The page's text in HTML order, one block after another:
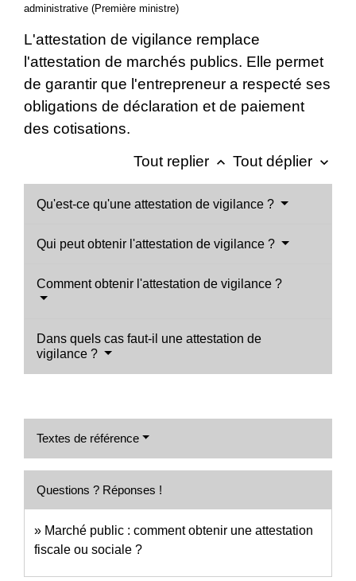
administrative (Première ministre)
L'attestation de vigilance remplace
l'attestation de marchés publics. Elle permet
de garantir que l'entrepreneur a respecté ses
obligations de déclaration et de paiement
des cotisations.
Tout replier keyboard_arrow_up Tout déplier keyboard_arrow_down
Qu'est-ce qu'une attestation de vigilance ?
Qui peut obtenir l'attestation de vigilance ?
Comment obtenir l'attestation de vigilance ?
Dans quels cas faut-il une attestation de
vigilance ?
Textes de référence
Questions ? Réponses !
Marché public : comment obtenir une attestation
fiscale ou sociale ?